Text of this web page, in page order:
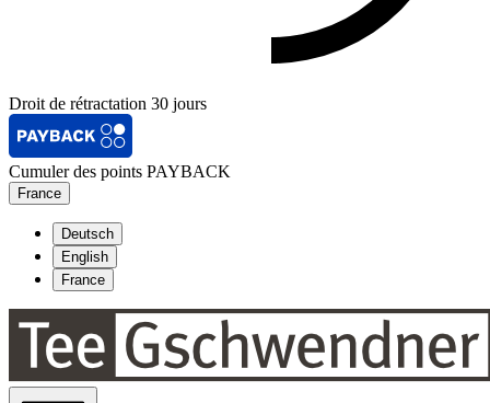
Droit de rétractation 30 jours
Cumuler des points PAYBACK
France
Deutsch
English
France